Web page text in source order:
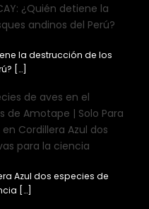
¿Quién detiene la
andinos del Perú?
la destrucción de los
[…]
de aves en el
de Amotape | Solo Para
Cordillera Azul dos
para la ciencia
Azul dos especies de
[…]